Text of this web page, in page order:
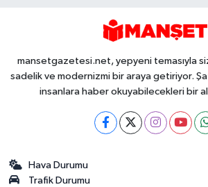
mansetgazetesi.net, yepyeni temasıyla
sadelik ve modernizmi bir araya getiriyor.
insanlara haber okuyabilecekleri bir
Hava Durumu
Trafik Durumu